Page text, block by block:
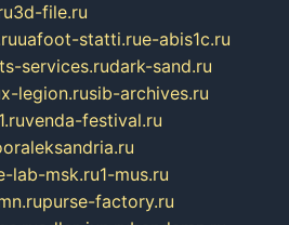
3d-file.ru
uafoot-statti.rue-abis1c.ru
services.rudark-sand.ru
x-legion.rusib-archives.ru
venda-festival.ru
lab-msk.ru1-mus.ru
purse-factory.ru